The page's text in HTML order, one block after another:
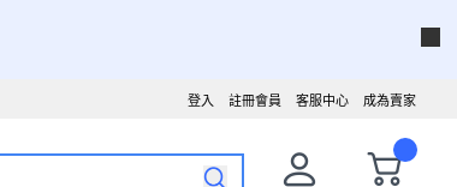
成為賣家
客服中心
註冊會員
登入